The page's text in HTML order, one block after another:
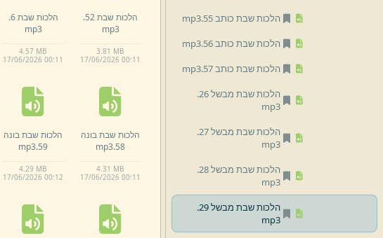
הלכות שבת כותב 55.
mp3
הלכות שבת כותב 56.
mp3
הלכות שבת כותב 57.
mp3
הלכות שבת מבשל 26.
mp3
הלכות שבת מבשל 27.
mp3
הלכות שבת מבשל 28.
mp3
הלכות שבת מבשל 29.
mp3
הלכות שבת 52.
mp3
3.81 MB
17/06/2026 00:11
הלכות שבת 6.
mp3
4.57 MB
17/06/2026 00:11
הלכות שבת בונה
58.
mp3
4.31 MB
17/06/2026 00:11
הלכות שבת בונה
59.
mp3
4.29 MB
17/06/2026 00:12